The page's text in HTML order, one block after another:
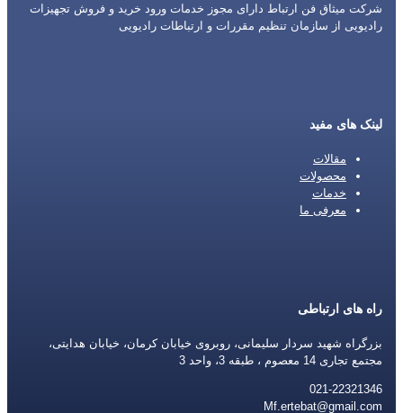
شرکت میثاق فن ارتباط دارای مجوز خدمات ورود خرید و فروش تجهیزات
رادیویی از سازمان تنظیم مقررات و ارتباطات رادیویی
لینک های مفید
مقالات
محصولات
خدمات
معرفی ما
راه های ارتباطی
بزرگراه شهید سردار سلیمانی، روبروی خیابان کرمان، خیابان هدایتی،
مجتمع تجاری 14 معصوم ، طبقه 3، واحد 3
021-22321346
Mf.ertebat@gmail.com